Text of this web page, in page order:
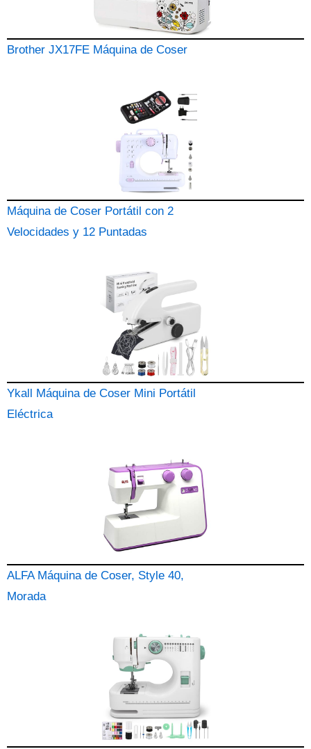
Brother JX17FE Máquina de Coser
Máquina de Coser Portátil con 2
Velocidades y 12 Puntadas
Ykall Máquina de Coser Mini Portátil
Eléctrica
ALFA Máquina de Coser, Style 40,
Morada